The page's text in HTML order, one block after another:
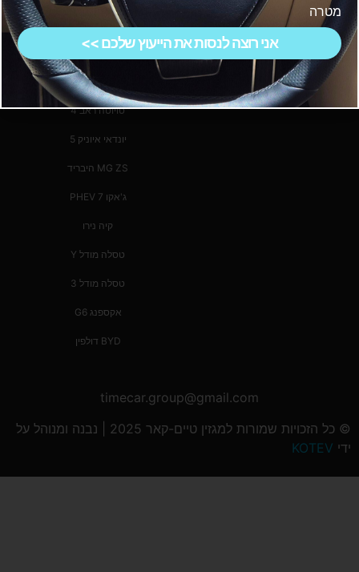
סקירות
דגמים מובילים
טויוטה ראב 4
יונדאי איוניק 5
MG ZS היבריד
ג'אקו 7 PHEV
קיה נירו
טסלה מודל Y
טסלה מודל 3
אקספנג G6
BYD דולפין
timecar.group@gmail.com
© כל הזכויות שמורות למגזין טיים-קאר 2025 | נבנה ומנוהל על
ידי KOTEV
מטרה
אני רוצה לנסות את הייעוץ שלכם >>